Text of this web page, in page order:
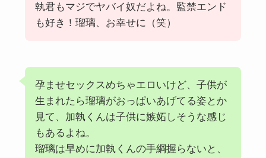
執君もマジでヤバイ奴だよね。監禁エンド
も好き！瑠璃、お幸せに（笑）
孕ませセックスめちゃエロいけど、子供が
生まれたら瑠璃がおっぱいあげてる姿とか
見て、加執くんは子供に嫉妬しそうな感じ
もあるよね。
瑠璃は早めに加執くんの手綱握らないと、